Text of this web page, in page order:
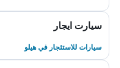
سيارت ايجار
سيارات للاستئجار في هيلو